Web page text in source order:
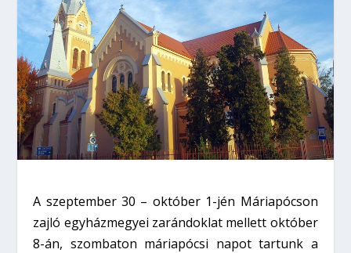
A szeptember 30 – október 1-jén Máriapócson
zajló egyházmegyei zarándoklat mellett október
8-án, szombaton máriapócsi napot tartunk a